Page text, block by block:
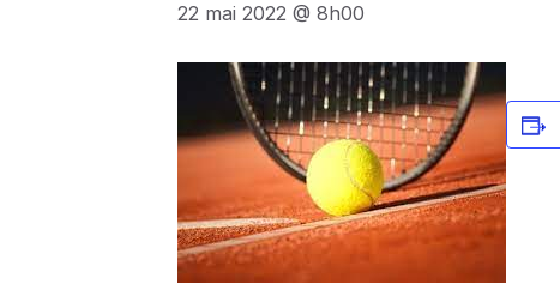
22 mai 2022 @ 8h00